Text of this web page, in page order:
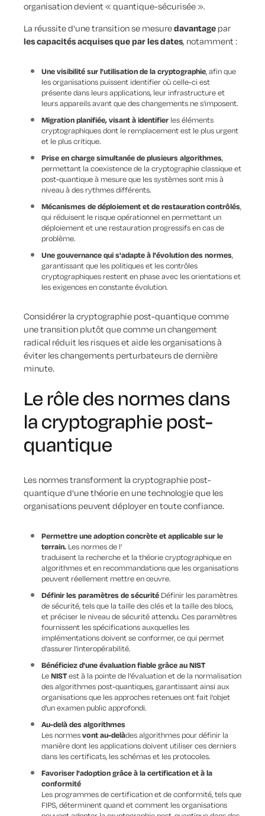
organisation devient « quantique-sécurisée ».
La réussite d'une transition se mesuredavantage par
les capacités acquises que par les dates, notamment :
Une visibilité sur l'utilisation de la cryptographie, afin que
les organisations puissent identifier où celle-ci est
présente dans leurs applications, leur infrastructure et
leurs appareils avant que des changements ne s'imposent.
Migration planifiée, visant à identifier les éléments
cryptographiques dont le remplacement est le plus urgent
et le plus critique.
Prise en charge simultanée de plusieurs algorithmes,
permettant la coexistence de la cryptographie classique et
post-quantique à mesure que les systèmes sont mis à
niveau à des rythmes différents.
Mécanismes de déploiement et de restauration contrôlés,
qui réduisent le risque opérationnel en permettant un
déploiement et une restauration progressifs en cas de
problème.
Une gouvernance qui s'adapte à l'évolution des normes,
garantissant que les politiques et les contrôles
cryptographiques restent en phase avec les orientations et
les exigences en constante évolution.
Considérer la cryptographie post-quantique comme
une transition plutôt que comme un changement
radical réduit les risques et aide les organisations à
éviter les changements perturbateurs de dernière
minute.
Le rôle des normes dans
la cryptographie post-
quantique
Les normes transforment la cryptographie post-
quantique d'une théorie en une technologie que les
organisations peuvent déployer en toute confiance.
Permettre une adoption concrète et applicable sur le
terrain. Les normes de l'
traduisent la recherche et la théorie cryptographique en
algorithmes et en recommandations que les organisations
peuvent réellement mettre en œuvre.
Définir les paramètres de sécurité Définir les paramètres
de sécurité, tels que la taille des clés et la taille des blocs,
et préciser le niveau de sécurité attendu. Ces paramètres
fournissent les spécifications auxquelles les
implémentations doivent se conformer, ce qui permet
d'assurer l'interopérabilité.
Bénéficiez d'une évaluation fiable grâce au NIST
LeNISTest à la pointe de l'évaluation et de la normalisation
des algorithmes post-quantiques, garantissant ainsi aux
organisations que les approches retenues ont fait l'objet
d'un examen public approfondi.
Au-delà des algorithmes
Les normesvont au-delàdes algorithmes pour définir la
manière dont les applications doivent utiliser ces derniers
dans les certificats, les schémas et les protocoles.
Favoriser l'adoption grâce à la certification et à la
conformité
Les programmes de certification et de conformité, tels que
FIPS, déterminent quand et comment les organisations